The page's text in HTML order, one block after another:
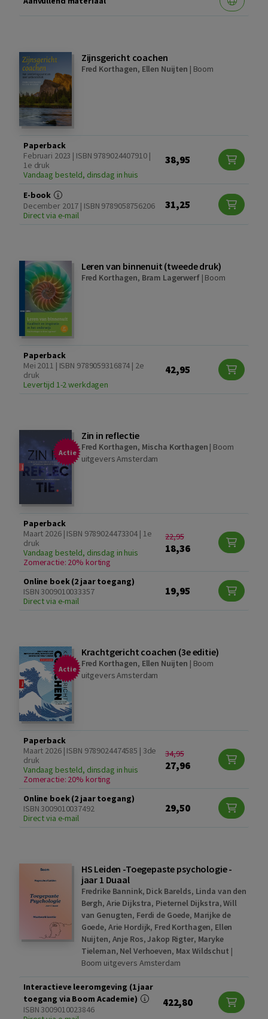
Zijnsgericht coachen
Fred Korthagen, Ellen Nuijten | Boom
Paperback
Februari 2023 | ISBN 9789024407910 |
1e druk
Vandaag besteld, dinsdag in huis
38,95
E-book
December 2017 | ISBN 9789058756206
Direct via e-mail
31,25
Leren van binnenuit (tweede druk)
Fred Korthagen, Bram Lagerwerf| Boom
Paperback
Mei 2011 | ISBN 9789059316874 | 2e
druk
Levertijd 1-2 werkdagen
42,95
Actie
Zin in reflectie
Fred Korthagen, Mischa Korthagen | Boom
uitgevers Amsterdam
Paperback
Maart 2026 | ISBN 9789024473304 | 1e
druk
Vandaag besteld, dinsdag in huis
Zomeractie: 20% korting
22,95
18,36
Online boek (2 jaar toegang)
ISBN 3009010033357
Direct via e-mail
19,95
Actie
Krachtgericht coachen (3e editie)
Fred Korthagen, Ellen Nuijten | Boom
uitgevers Amsterdam
Paperback
Maart 2026 | ISBN 9789024474585 | 3de
druk
Vandaag besteld, dinsdag in huis
Zomeractie: 20% korting
34,95
27,96
Online boek (2 jaar toegang)
ISBN 3009010037492
Direct via e-mail
29,50
HS Leiden -Toegepaste psychologie -
jaar 1 Duaal
Fredrike Bannink, Dick Barelds, Linda van den
Bergh, Arie Dijkstra, Pieternel Dijkstra,Will
van Genugten, Ferdi de Goede, Marijke de
Goede, Arie Hordijk, Fred Korthagen, Ellen
Nuijten, Anje Ros,Jakop Rigter, Maryke
Tieleman, Nel Verhoeven, Max Wildschut |
Boom uitgevers Amsterdam
Interactieve leeromgeving (1 jaar
toegang via Boom Academie)
ISBN 3009010023846
422,80